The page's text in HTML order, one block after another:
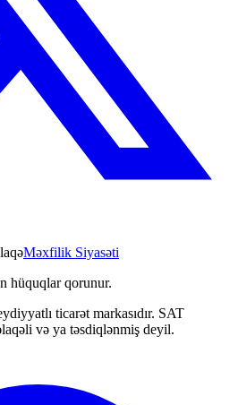
Məxfilik Siyasəti
hüquqlar qorunur.
ticarət markasıdır. SAT
və ya təsdiqlənmiş deyil.